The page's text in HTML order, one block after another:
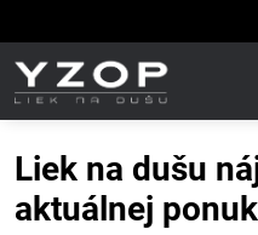
Liek na dušu
aktuálnej